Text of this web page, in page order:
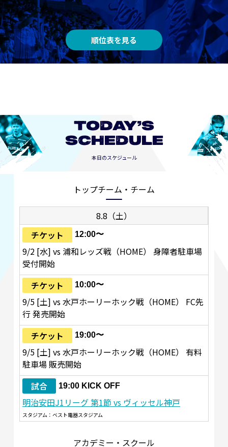
順位表を見る
TODAY’S
SCHEDULE
本日のスケジュール
トップチーム・チーム
8.8（土）
チケット
12:00〜
9/2 [水] vs 浦和レッズ戦（HOME） 身障者駐車場
受付開始
チケット
10:00〜
9/5 [土] vs 水戸ホーリーホック戦（HOME） FC先
行 発売開始
チケット
19:00〜
9/5 [土] vs 水戸ホーリーホック戦（HOME） 有料
駐車場 販売開始
試合
19:00 KICK OFF
明治安田J1リーグ 第1節 vs ヴィッセル神戸
スタジアム：ベスト電器スタジアム
アカデミー・スクール